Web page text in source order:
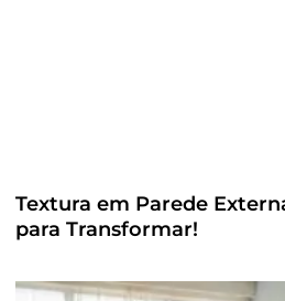
Textura em Parede
para Transformar!